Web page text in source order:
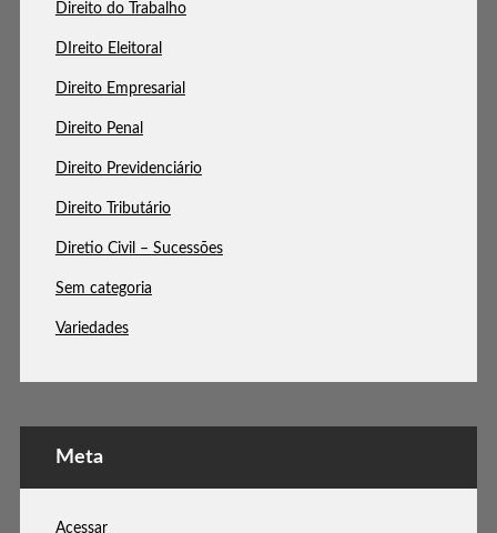
Direito do Trabalho
DIreito Eleitoral
Direito Empresarial
Direito Penal
Direito Previdenciário
Direito Tributário
Diretio Civil – Sucessões
Sem categoria
Variedades
Meta
Acessar